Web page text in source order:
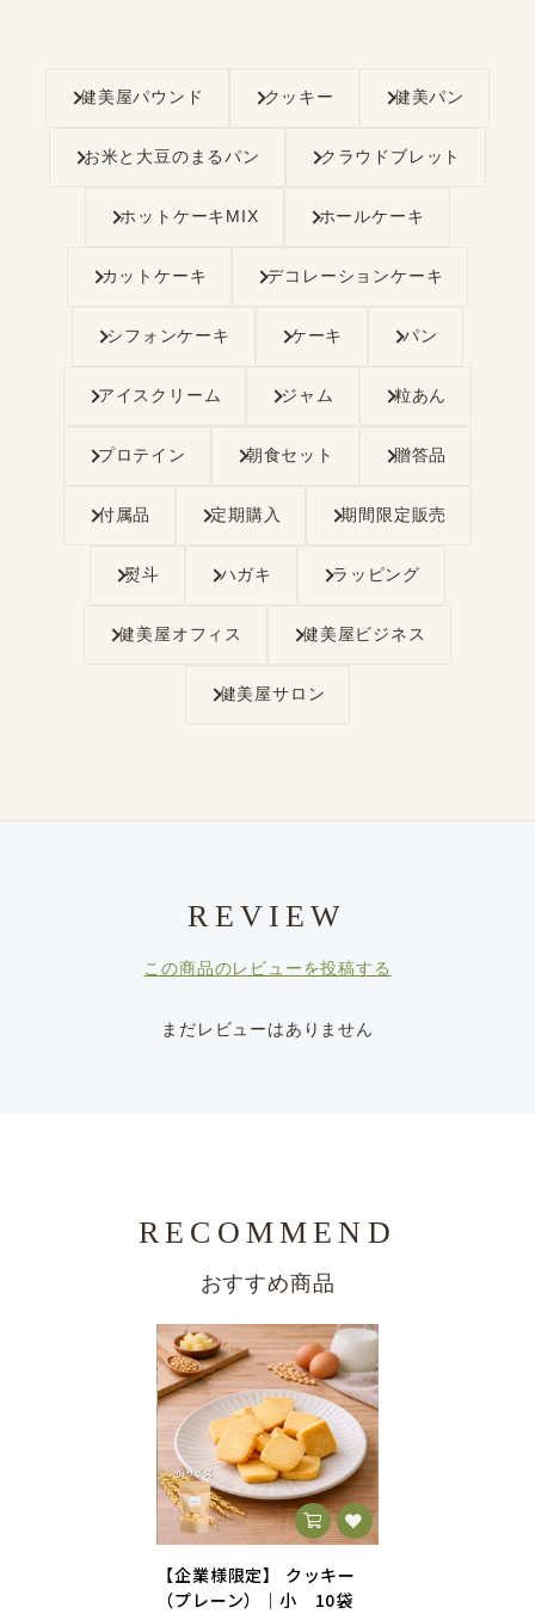
健美屋パウンド クッキー 健美パン
お米と大豆のまるパン クラウドブレット
ホットケーキMIX ホールケーキ
カットケーキ デコレーションケーキ
シフォンケーキ ケーキ パン
アイスクリーム ジャム 粒あん
プロテイン 朝食セット 贈答品
付属品 定期購入 期間限定販売
熨斗 ハガキ ラッピング
健美屋オフィス 健美屋ビジネス
健美屋サロン
REVIEW
この商品のレビューを投稿する
まだレビューはありません
RECOMMEND
おすすめ商品
【企業様限定】 クッキー
（プレーン）｜小 10袋